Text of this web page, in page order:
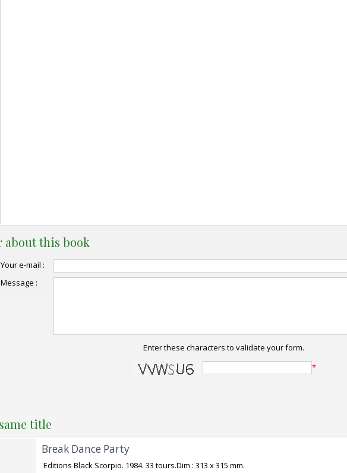
about this book
Your e-mail :
Message :
Enter these characters to validate your form.
*
title
‎Break Dance Party‎
‎ Editions Black Scorpio. 1984. 33 tours.Dim : 313 x 315 mm.‎